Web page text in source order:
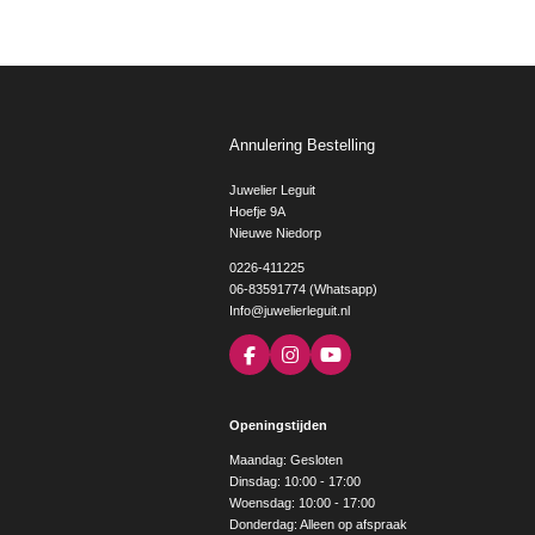
Annulering Bestelling
Juwelier Leguit
Hoefje 9A
Nieuwe Niedorp
0226-411225
06-83591774 (Whatsapp)
Info@juwelierleguit.nl
F
a
b
o
k
I
n
a
g
r
a
m
Y
o
e
Openingstijden
Maandag: Gesloten
Dinsdag: 10:00 - 17:00
Woensdag: 10:00 - 17:00
Donderdag: Alleen op afspraak